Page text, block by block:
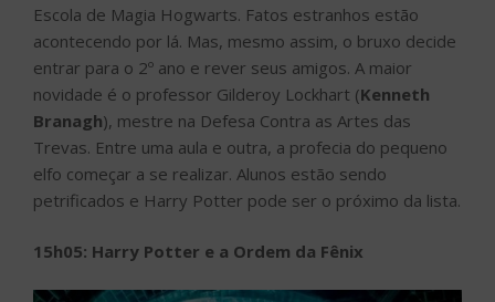
Escola de Magia Hogwarts. Fatos estranhos estão
acontecendo por lá. Mas, mesmo assim, o bruxo decide
entrar para o 2º ano e rever seus amigos. A maior
novidade é o professor Gilderoy Lockhart (Kenneth
Branagh), mestre na Defesa Contra as Artes das
Trevas. Entre uma aula e outra, a profecia do pequeno
elfo começar a se realizar. Alunos estão sendo
petrificados e Harry Potter pode ser o próximo da lista.
15h05: Harry Potter e a Ordem da Fênix